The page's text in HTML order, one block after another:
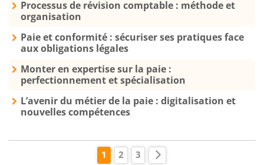
Processus de révision comptable : méthode et
organisation
Paie et conformité : sécuriser ses pratiques face
aux obligations légales
Monter en expertise sur la paie :
perfectionnement et spécialisation
L’avenir du métier de la paie : digitalisation et
nouvelles compétences
1 2 3